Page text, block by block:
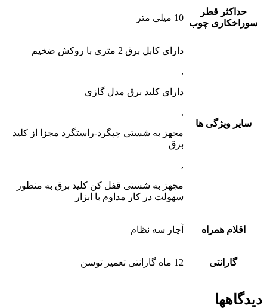
حداکثر قطر
سوراخکاری چوب
10 میلی متر
سایر ویژگی ها
دارای کابل برق 2 متری با روکش ضخیم
,
دارای کلید برق مدل گازی
,
مجهز به شستی چپگرد-راستگرد مجزا از کلید
برق
,
مجهز به شستی قفل کن کلید برق به منظور
سهولت در کار مداوم با ابزار
اقلام همراه آچار سه نظام
گارانتی 12 ماه گارانتی تعمیر توسن
دیدگاهها